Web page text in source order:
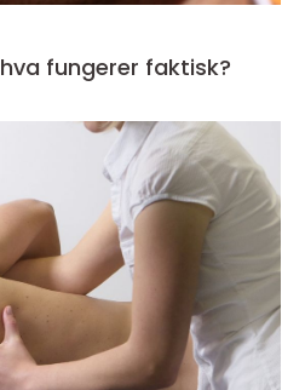
Hudoppstramming hva fungerer faktisk?